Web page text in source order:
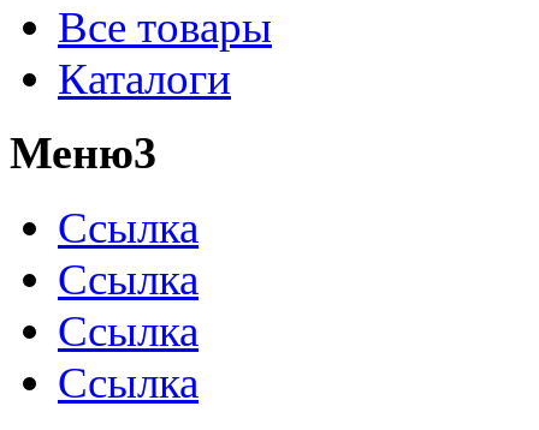
Все товары
Каталоги
Меню3
Ссылка
Ссылка
Ссылка
Ссылка